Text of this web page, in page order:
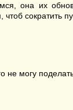
она их
сократить
могу